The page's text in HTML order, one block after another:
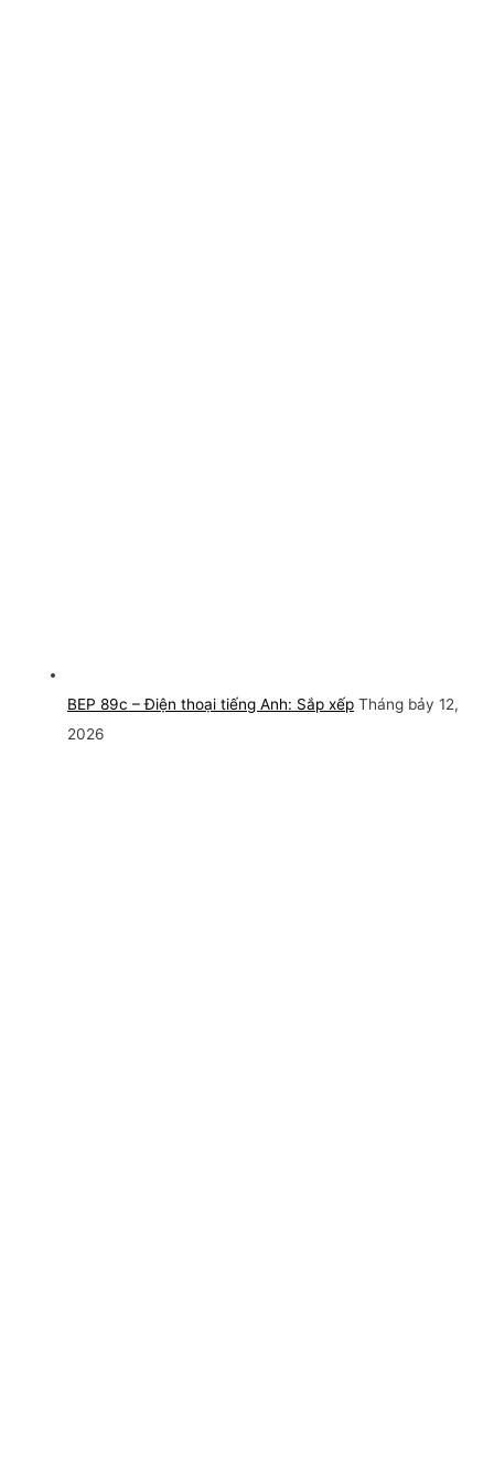
BEP 89c – Điện thoại tiếng Anh: Sắp xếp Tháng bảy 12,
2026